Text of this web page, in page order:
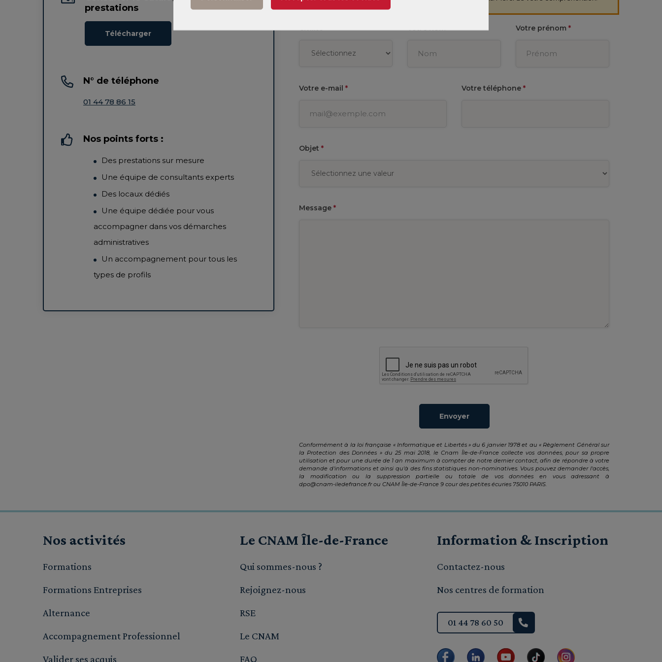
prestations
Télécharger
N° de téléphone
01 44 78 86 15
Nos points forts :
Des prestations sur mesure
Une équipe de consultants experts
Des locaux dédiés
Une équipe dédiée pour vous
accompagner dans vos démarches
administratives
Un accompagnement pour tous les
types de profils
Civilité* Votre nom* Votre prénom *
Votre e-mail * Votre téléphone *
Objet *
Message *
Envoyer
Conformément à la loi française « Informatique et Libertés » du 6 janvier 1978 et au « Règlement Général sur
la Protection des Données » du 25 mai 2018, le Cnam Île-de-France collecte vos données, pour sa propre
utilisation et pour une durée de 1 an maximum à compter de notre dernier contact, afin de répondre à votre
demande d'informations et ainsi qu'à des fins statistiques non-nominatives. Vous pouvez demander l'accès,
la modification ou la suppression partielle ou totale de vos données en vous adressant à
dpo@cnam-iledefrance.frou CNAM Île-de-France 9 cour des petites écuries 75010 PARIS.
Nos activités
Formations
Formations Entreprises
Alternance
Accompagnement Professionnel
Valider ses acquis
Le CNAM Île-de-France
Qui sommes-nous ?
Rejoignez-nous
RSE
Le CNAM
FAQ
Information & Inscription
Contactez-nous
Nos centres de formation
01 44 78 60 50